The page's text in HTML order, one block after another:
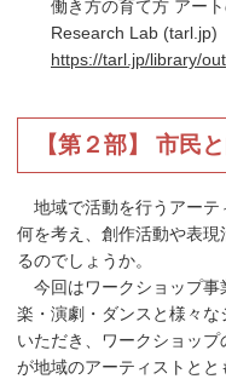
働き方の育て方 アー
Research Lab (tarl.jp)
https://tarl.jp/library/
【第２部】 市民
地域で活動を行うアーテ
何を考え、創作活動や表
るのでしょうか。
今回はワークショップ事
楽・演劇・ダンスと様々
いただき、ワークショッ
が地域のアーティストと